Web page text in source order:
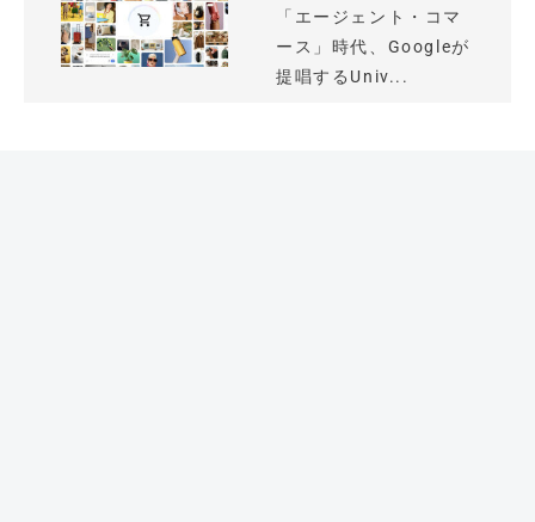
「エージェント・コマ
ース」時代、Googleが
提唱するUniv...